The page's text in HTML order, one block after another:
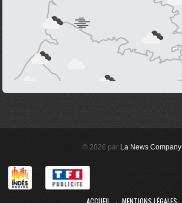
© 2026 par La News Company
ACCUEIL MENTIONS LÉGALES